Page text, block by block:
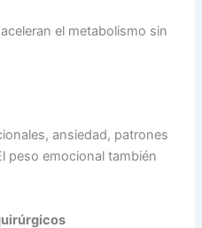
el metabolismo sin
ansiedad, patrones
peso emocional también